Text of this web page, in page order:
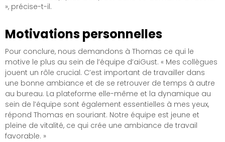
», précise-t-il.
Motivations personnelles
Pour conclure, nous demandons à Thomas ce qui le
motive le plus au sein de l’équipe d’aiGust. « Mes collègues
jouent un rôle crucial. C’est important de travailler dans
une bonne ambiance et de se retrouver de temps à autre
au bureau. La plateforme elle-même et la dynamique au
sein de l’équipe sont également essentielles à mes yeux,
répond Thomas en souriant. Notre équipe est jeune et
pleine de vitalité, ce qui crée une ambiance de travail
favorable. »